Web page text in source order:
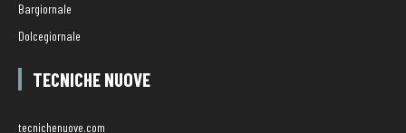
Bargiornale
Dolcegiornale
TECNICHE NUOVE
tecnichenuove.com